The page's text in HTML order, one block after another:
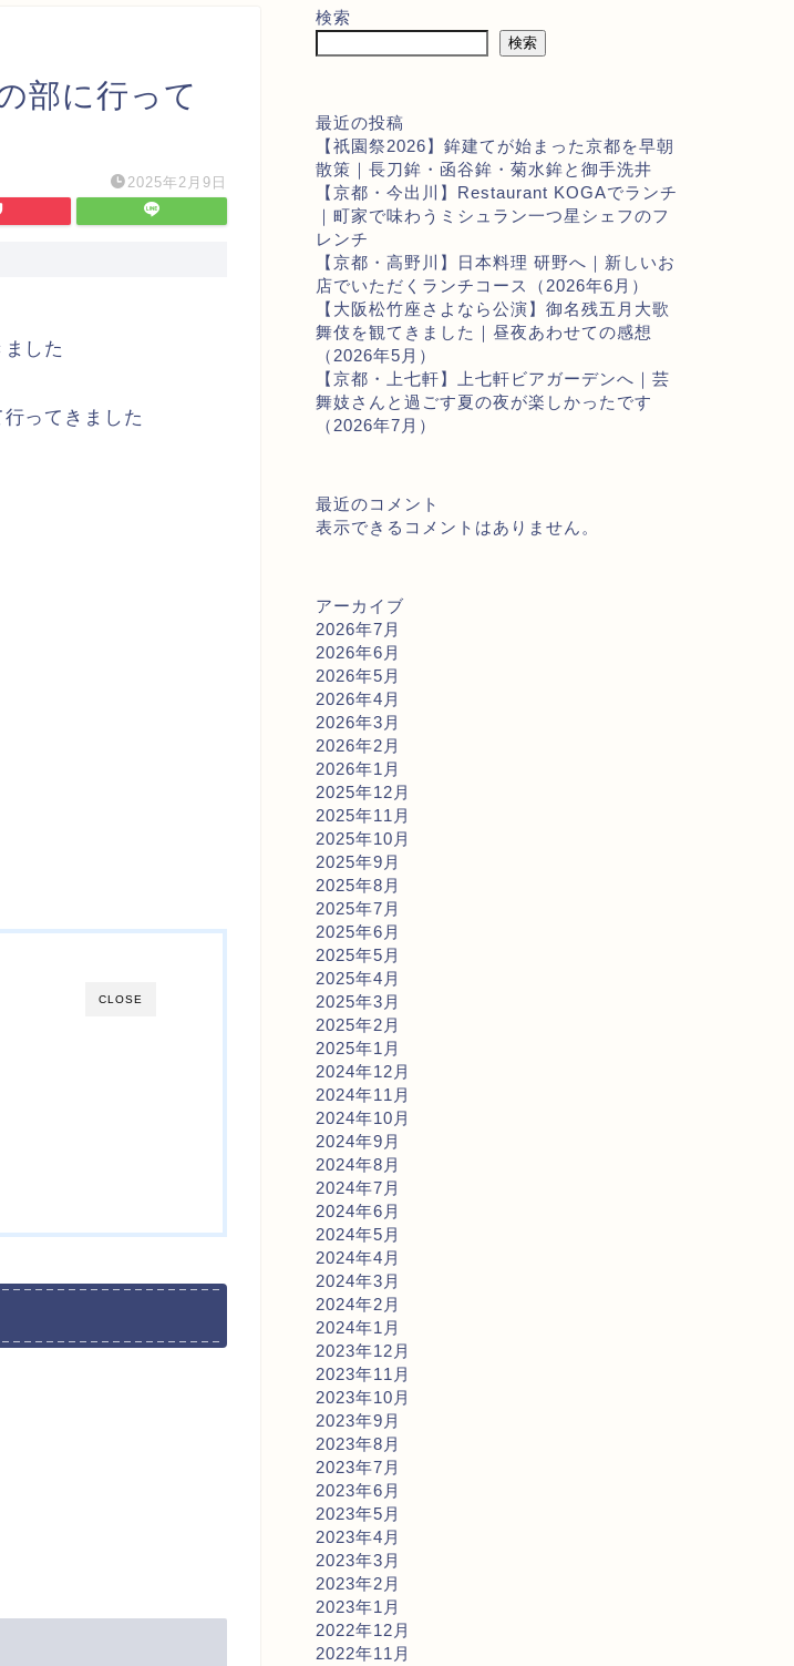
部に行って
2025年2月9日
した
ってきました
CLOSE
検索
検索
最近の投稿
【祇園祭2026】鉾建てが始まった京都を早朝
散策｜長刀鉾・函谷鉾・菊水鉾と御手洗井
【京都・今出川】Restaurant KOGAでランチ
｜町家で味わうミシュラン一つ星シェフのフ
レンチ
【京都・高野川】日本料理 研野へ｜新しいお
店でいただくランチコース（2026年6月）
【大阪松竹座さよなら公演】御名残五月大歌
舞伎を観てきました｜昼夜あわせての感想
（2026年5月）
【京都・上七軒】上七軒ビアガーデンへ｜芸
舞妓さんと過ごす夏の夜が楽しかったです
（2026年7月）
最近のコメント
表示できるコメントはありません。
アーカイブ
2026年7月
2026年6月
2026年5月
2026年4月
2026年3月
2026年2月
2026年1月
2025年12月
2025年11月
2025年10月
2025年9月
2025年8月
2025年7月
2025年6月
2025年5月
2025年4月
2025年3月
2025年2月
2025年1月
2024年12月
2024年11月
2024年10月
2024年9月
2024年8月
2024年7月
2024年6月
2024年5月
2024年4月
2024年3月
2024年2月
2024年1月
2023年12月
2023年11月
2023年10月
2023年9月
2023年8月
2023年7月
2023年6月
2023年5月
2023年4月
2023年3月
2023年2月
2023年1月
2022年12月
2022年11月